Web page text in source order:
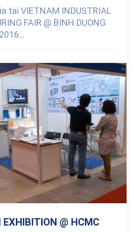
tại VIETNAM INDUSTRIAL
FAIR @ BINH DUONG
@ HCMC